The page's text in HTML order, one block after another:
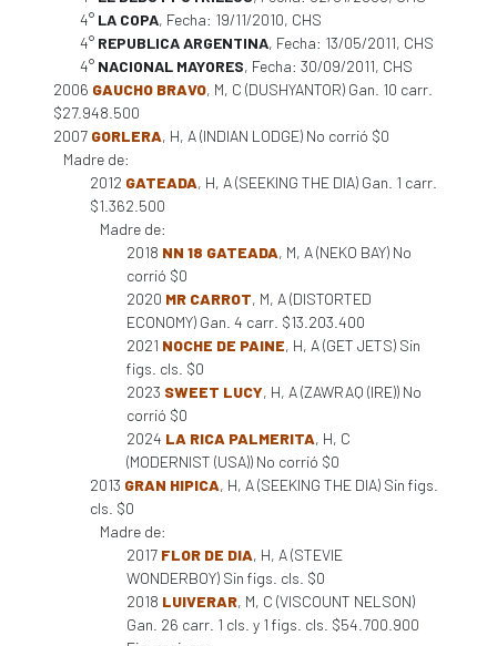
4° LA COPA, Fecha: 19/11/2010, CHS
4° REPUBLICA ARGENTINA, Fecha: 13/05/2011, CHS
4° NACIONAL MAYORES, Fecha: 30/09/2011, CHS
2006 GAUCHO BRAVO, M, C (DUSHYANTOR) Gan. 10 carr.
$27.948.500
2007 GORLERA, H, A (INDIAN LODGE) No corrió $0
Madre de:
2012 GATEADA, H, A (SEEKING THE DIA) Gan. 1 carr.
$1.362.500
Madre de:
2018 NN 18 GATEADA, M, A (NEKO BAY) No
corrió $0
2020 MR CARROT, M, A (DISTORTED
ECONOMY) Gan. 4 carr. $13.203.400
2021 NOCHE DE PAINE, H, A (GET JETS) Sin
figs. cls. $0
2023 SWEET LUCY, H, A (ZAWRAQ (IRE)) No
corrió $0
2024 LA RICA PALMERITA, H, C
(MODERNIST (USA)) No corrió $0
2013 GRAN HIPICA, H, A (SEEKING THE DIA) Sin figs.
cls. $0
Madre de:
2017 FLOR DE DIA, H, A (STEVIE
WONDERBOY) Sin figs. cls. $0
2018 LUIVERAR, M, C (VISCOUNT NELSON)
Gan. 26 carr. 1 cls. y 1 figs. cls. $54.700.900